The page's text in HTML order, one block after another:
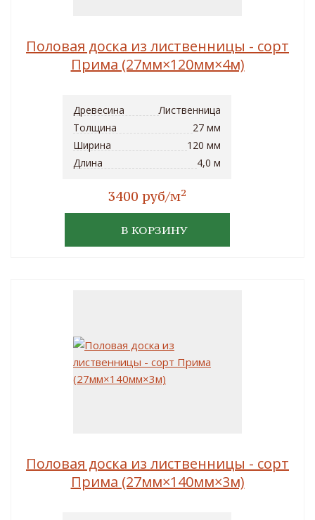
Половая доска из лиственницы - сорт
Прима (27мм×120мм×4м)
Древесина
Лиственница
Толщина
27 мм
Ширина
120 мм
Длина
4,0 м
3400 руб/м2
В КОРЗИНУ
Половая доска из лиственницы - сорт
Прима (27мм×140мм×3м)